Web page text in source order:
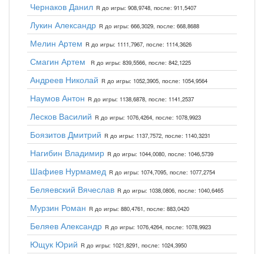
Чернаков Данил R до игры: 908,9748, после: 911,5407
Лукин Александр R до игры: 666,3029, после: 668,8688
Мелин Артем R до игры: 1111,7967, после: 1114,3626
Смагин Артем R до игры: 839,5566, после: 842,1225
Андреев Николай R до игры: 1052,3905, после: 1054,9564
Наумов Антон R до игры: 1138,6878, после: 1141,2537
Лесков Василий R до игры: 1076,4264, после: 1078,9923
Боязитов Дмитрий R до игры: 1137,7572, после: 1140,3231
Нагибин Владимир R до игры: 1044,0080, после: 1046,5739
Шафиев Нурмамед R до игры: 1074,7095, после: 1077,2754
Беляевский Вячеслав R до игры: 1038,0806, после: 1040,6465
Мурзин Роман R до игры: 880,4761, после: 883,0420
Беляев Александр R до игры: 1076,4264, после: 1078,9923
Ющук Юрий R до игры: 1021,8291, после: 1024,3950